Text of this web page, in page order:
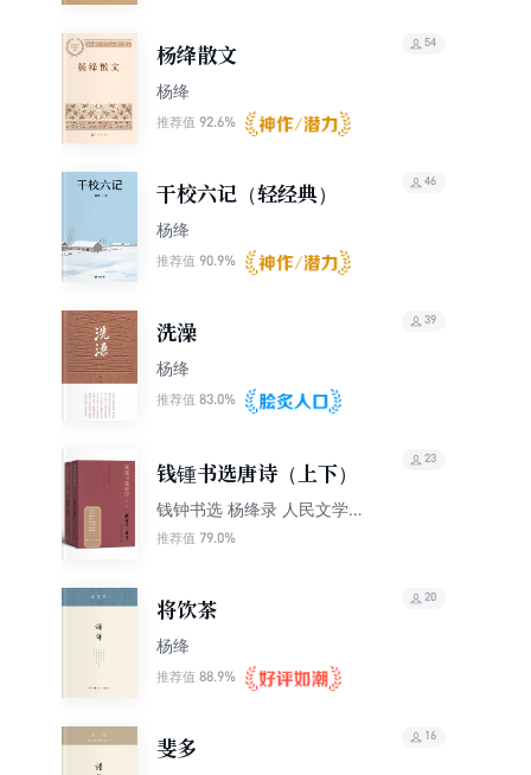
杨绛散文
杨绛
推荐值 92.6%
54
干校六记（轻经典）
杨绛
推荐值 90.9%
46
洗澡
杨绛
推荐值 83.0%
39
钱锺书选唐诗（上下）
钱钟书选 杨绛录 人民文学
出版社编辑部整理
推荐值 79.0%
23
将饮茶
杨绛
推荐值 88.9%
20
斐多
16